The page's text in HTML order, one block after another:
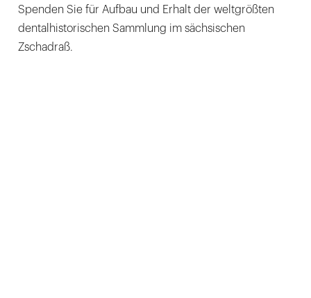
Spenden Sie für Aufbau und Erhalt der weltgrößten
dentalhistorischen Sammlung im sächsischen
Zschadraß.